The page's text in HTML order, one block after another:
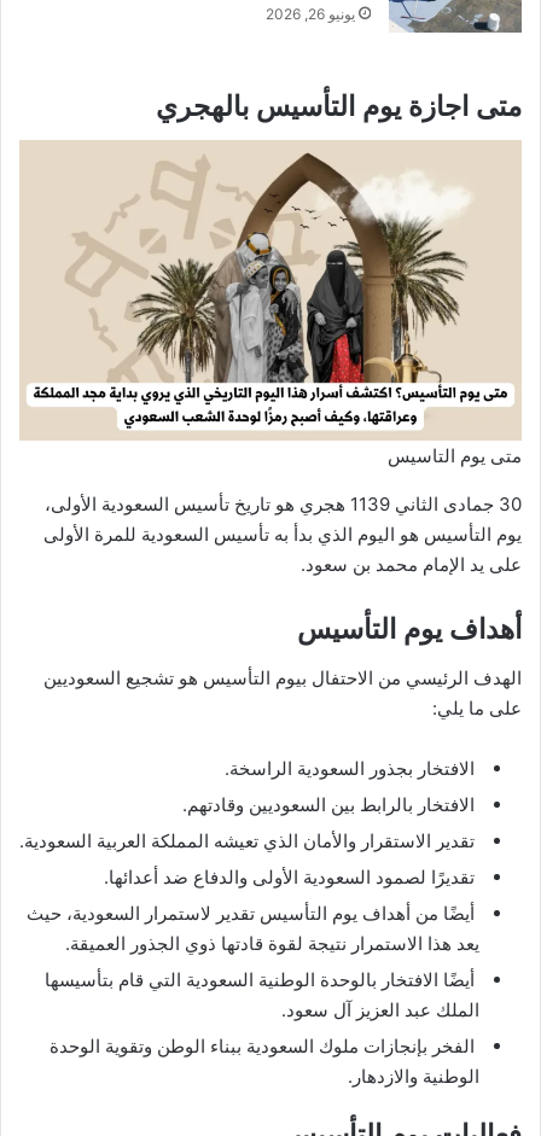
يونيو 26, 2026
متى اجازة يوم التأسيس بالهجري
متى يوم التاسيس
30 جمادى الثاني 1139 هجري هو تاريخ تأسيس السعودية الأولى،
يوم التأسيس هو اليوم الذي بدأ به تأسيس السعودية للمرة الأولى
على يد الإمام محمد بن سعود.
أهداف يوم التأسيس
الهدف الرئيسي من الاحتفال بيوم التأسيس هو تشجيع السعوديين
على ما يلي:
الافتخار بجذور السعودية الراسخة.
الافتخار بالرابط بين السعوديين وقادتهم.
تقدير الاستقرار والأمان الذي تعيشه المملكة العربية السعودية.
تقديرًا لصمود السعودية الأولى والدفاع ضد أعدائها.
أيضًا من أهداف يوم التأسيس تقدير لاستمرار السعودية، حيث
يعد هذا الاستمرار نتيجة لقوة قادتها ذوي الجذور العميقة.
أيضًا الافتخار بالوحدة الوطنية السعودية التي قام بتأسيسها
الملك عبد العزيز آل سعود.
الفخر بإنجازات ملوك السعودية ببناء الوطن وتقوية الوحدة
الوطنية والازدهار.